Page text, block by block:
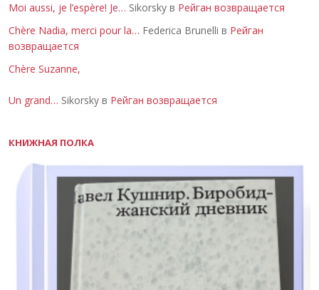
Moi aussi, je l’espère! Je… Sikorsky в Рейган возвращается
Chère Nadia, merci pour la… Federica Brunelli в Рейган
возвращается
Chère Suzanne,
Un grand… Sikorsky в Рейган возвращается
КНИЖНАЯ ПОЛКА